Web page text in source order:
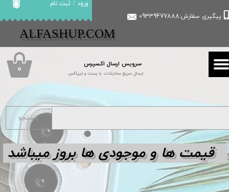
سرویس ارسال اکسپرس
ارسال سریع سفارشات با پست و تیپاکس
پیگیری سفارش:09339477888
ورود / ثبت نام
حساب کاربری من
تغییر گذر واژه
سفارشات
​​ALFASHUP.COM
۰
جستجو
قیمت ها و موجودی ها بروز میباشد